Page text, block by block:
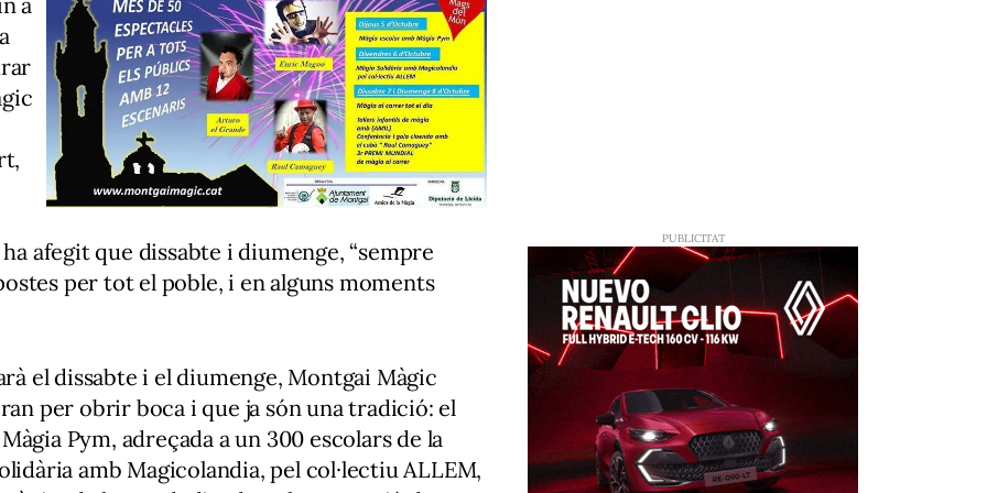
afegit que dissabte i diumenge, “sempre
per tot el poble, i en alguns moments
el dissabte i el diumenge, Montgai Màgic
per obrir boca i que ja són una tradició: el
Pym, adreçada a un 300 escolars de la
amb Magicolandia, pel col·lectiu ALLEM,